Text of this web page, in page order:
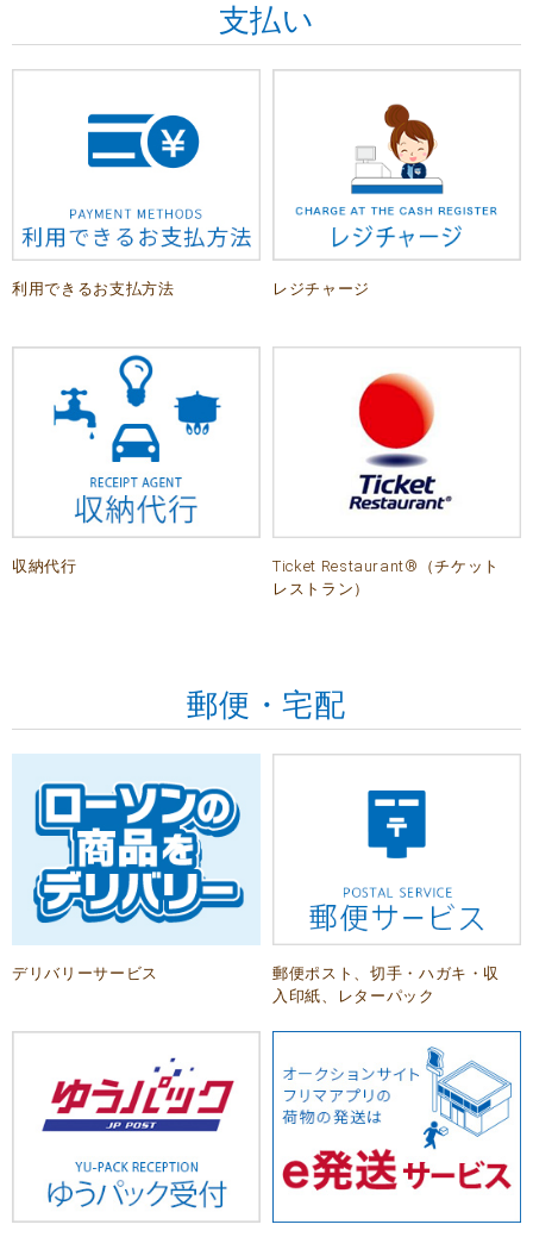
支払い
利用できるお支払方法 レジチャージ
収納代行
Ticket Restaurant®（チケット
レストラン）
郵便・宅配
デリバリーサービス
郵便ポスト、切手・ハガキ・収
入印紙、レターパック